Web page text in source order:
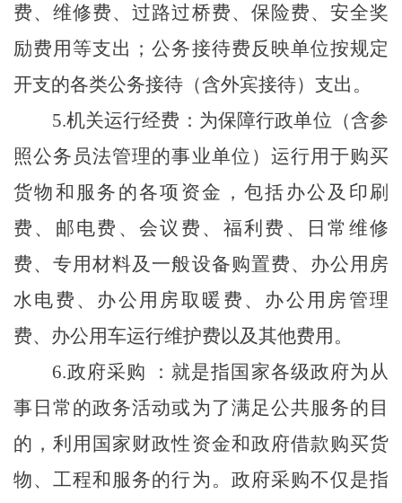
费、维修费、过路过桥费、保险费、安全奖
励费用等支出；公务接待费反映单位按规定
开支的各类公务接待（含外宾接待）支出。
5.机关运行经费：为保障行政单位（含参
照公务员法管理的事业单位）运行用于购买
货物和服务的各项资金，包括办公及印刷
费、邮电费、会议费、福利费、日常维修
费、专用材料及一般设备购置费、办公用房
水电费、办公用房取暖费、办公用房管理
费、办公用车运行维护费以及其他费用。
6.政府采购 ：就是指国家各级政府为从
事日常的政务活动或为了满足公共服务的目
的，利用国家财政性资金和政府借款购买货
物、工程和服务的行为。政府采购不仅是指